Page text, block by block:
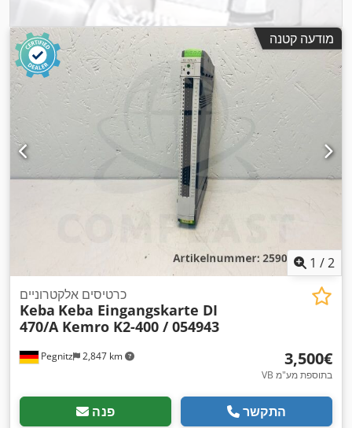
מודעה קטנה
1 /2
Pegnitz 2,847 km
כרטיסים אלקטרוניים
Keba Keba Eingangskarte DI
470/A Kemro K2-400 / 054943
‏3,500 ‏€
VB בתוספת מע"מ
פנה התקשר